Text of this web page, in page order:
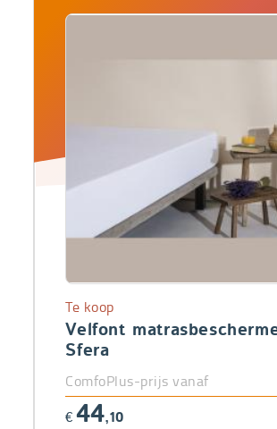
Velfont
Sfera
Te koop
ComfoPlus-prijs vanaf
€ 44,10